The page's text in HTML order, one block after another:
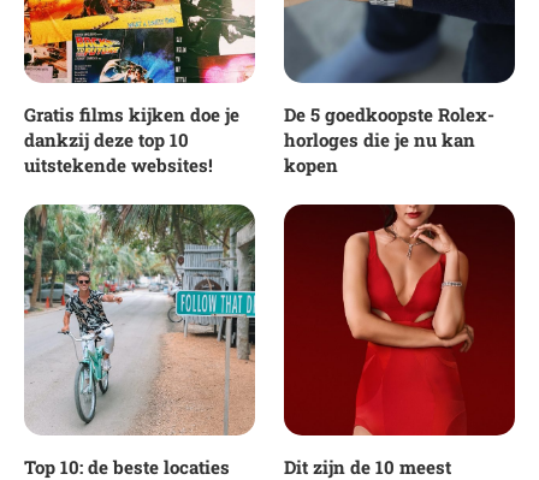
Gratis films kijken doe je
dankzij deze top 10
uitstekende websites!
De 5 goedkoopste Rolex-
horloges die je nu kan
kopen
Top 10: de beste locaties
Dit zijn de 10 meest